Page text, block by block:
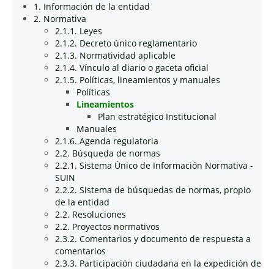
1. Información de la entidad
2. Normativa
2.1.1. Leyes
2.1.2. Decreto único reglamentario
2.1.3. Normatividad aplicable
2.1.4. Vínculo al diario o gaceta oficial
2.1.5. Políticas, lineamientos y manuales
Políticas
Lineamientos
Plan estratégico Institucional
Manuales
2.1.6. Agenda regulatoria
2.2. Búsqueda de normas
2.2.1. Sistema Único de Información Normativa -
SUIN
2.2.2. Sistema de búsquedas de normas, propio
de la entidad
2.2. Resoluciones
2.2. Proyectos normativos
2.3.2. Comentarios y documento de respuesta a
comentarios
2.3.3. Participación ciudadana en la expedición de